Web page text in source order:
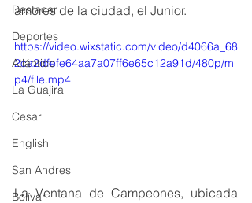
Destacar
Deportes
Atlántico
La Guajira
Cesar
English
San Andres
Bolívar
amores de la ciudad, el Junior.
https://video.wixstatic.com/video/d4066a_68
2ca2dfefe64aa7a07ff6e65c12a91d/480p/m
p4/file.mp4
La Ventana de Campeones, ubicada